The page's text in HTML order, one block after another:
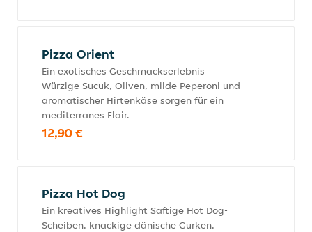
Pizza Orient
Ein exotisches Geschmackserlebnis
Würzige Sucuk, Oliven, milde Peperoni und
aromatischer Hirtenkäse sorgen für ein
mediterranes Flair.
12,90 €
Pizza Hot Dog
Ein kreatives Highlight Saftige Hot Dog-
Scheiben, knackige dänische Gurken,